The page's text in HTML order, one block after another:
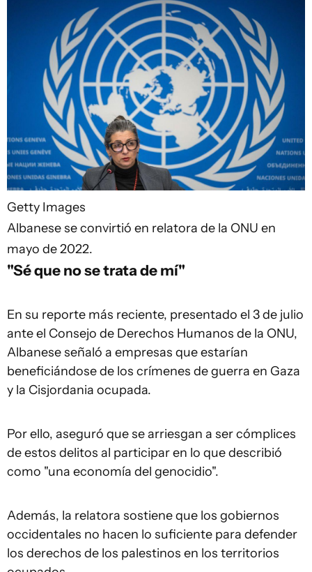
Getty Images
Albanese se convirtió en relatora de la ONU en
mayo de 2022.
"Sé que no se trata de mí"
En su reporte más reciente, presentado el 3 de julio
ante el Consejo de Derechos Humanos de la ONU,
Albanese señaló a empresas que estarían
beneficiándose de los crímenes de guerra en Gaza
y la Cisjordania ocupada.
Por ello, aseguró que se arriesgan a ser cómplices
de estos delitos al participar en lo que describió
como "una economía del genocidio".
Además, la relatora sostiene que los gobiernos
occidentales no hacen lo suficiente para defender
los derechos de los palestinos en los territorios